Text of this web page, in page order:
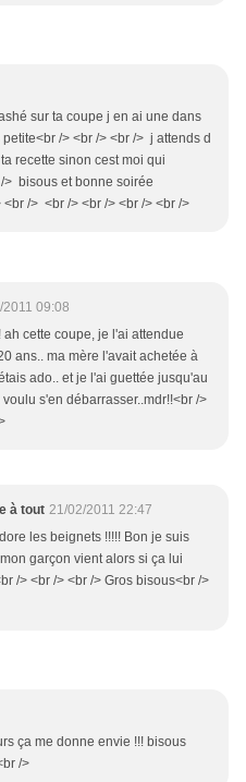
sur ta coupe j en ai une dans
/> <br /> <br /> j attends d
recette sinon cest moi qui
> bisous et bonne soirée
/> <br /> <br /> <br /> <br />
09:08
ah cette coupe, je l'ai attendue
ans.. ma mère l'avait achetée à
ado.. et je l'ai guettée jusqu'au
s'en débarrasser..mdr!!<br />
à tout 21/02/2011 22:47
les beignets !!!!! Bon je suis
garçon vient alors si ça lui
/> <br /> <br /> Gros bisous<br />
ça me donne envie !!! bisous
/>